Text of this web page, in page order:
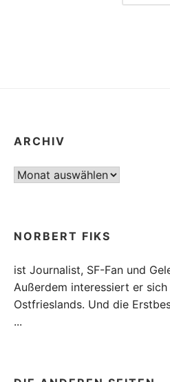
ARCHIV
Archiv
NORBERT FIKS
ist Journalist, SF-Fan und
Außerdem interessiert er
Ostfrieslands. Und die
...